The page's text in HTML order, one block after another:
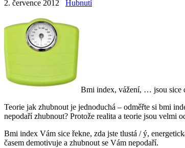
2. července 2012 Hubnutí
Bmi index, vážení, … jsou sice
Teorie jak zhubnout je jednoduchá – odměřte si bmi
nepodaří zhubnout? Protože realita a teorie jsou velmi
Bmi index Vám sice řekne, zda jste tlustá / ý,
časem demotivuje a zhubnout se Vám nepodaří.